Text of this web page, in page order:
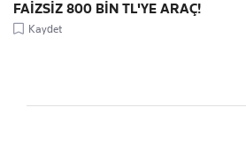
FAİZSİZ 800 BİN TL'YE ARAÇ!
Kaydet